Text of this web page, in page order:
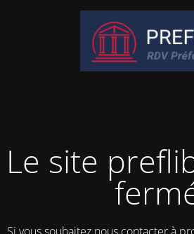
Le site